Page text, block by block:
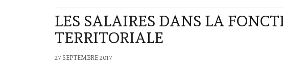
LES SALAIRES DANS LA
TERRITORIALE
27 SEPTEMBRE 2017